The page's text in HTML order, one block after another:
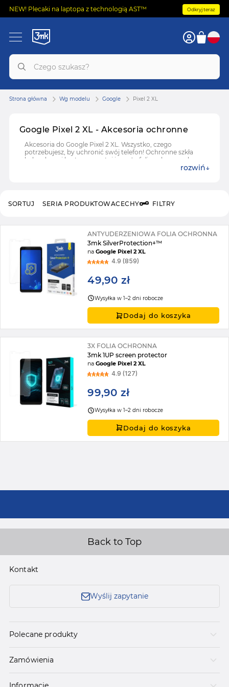
NEW! Plecaki na laptopa z technologią AST™ Odkryj teraz
Google Pixel 2 XL - Akcesoria ochronne
Akcesoria do Google Pixel 2 XL. Wszystko, czego
potrzebujesz, by uchronić swój telefon! Ochronne szkła
hybrydowe i hartowane, etui i case'y, folie ochronne do
rozwiń
Strona główna Wg modelu Google Pixel 2 XL
SERIA PRODUKTOWACECHY FILTRY
SORTUJ
ANTYUDERZENIOWA FOLIA OCHRONNA
3mk SilverProtection+™
naGoogle Pixel 2 XL
4.9 (859)
49,90 zł
Wysyłka w 1–2 dni robocze
Dodaj do koszyka
3X FOLIA OCHRONNA
3mk 1UP screen protector
naGoogle Pixel 2 XL
4.9 (127)
99,90 zł
Wysyłka w 1–2 dni robocze
Dodaj do koszyka
Back to Top
Kontakt
Wyślij zapytanie
Polecane produkty
Zamówienia